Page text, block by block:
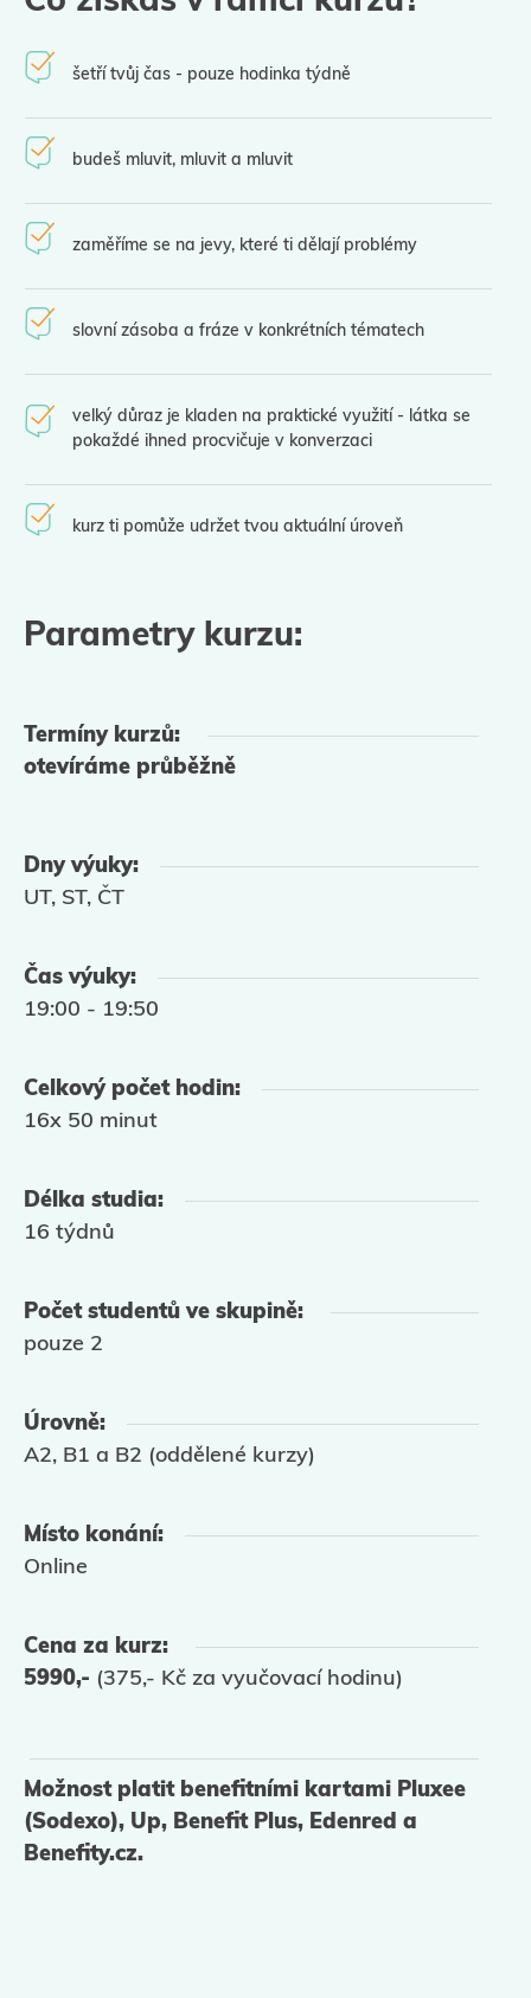
šetří tvůj čas - pouze hodinka týdně
budeš mluvit, mluvit a mluvit
zaměříme se na jevy, které ti dělají problémy
slovní zásoba a fráze v konkrétních tématech
velký důraz je kladen na praktické využití - látka se
pokaždé ihned procvičuje v konverzaci
kurz ti pomůže udržet tvou aktuální úroveň
Parametry kurzu:
Termíny kurzů:
otevíráme průběžně
Dny výuky:
UT, ST, ČT
Čas výuky:
19:00 - 19:50
Celkový počet hodin:
16x 50 minut
Délka studia:
16 týdnů
Počet studentů ve skupině:
pouze 2
Úrovně:
A2, B1 a B2 (oddělené kurzy)
Místo konání:
Online
Cena za kurz:
5990,- (375,- Kč za vyučovací hodinu)
Možnost platit benefitními kartami Pluxee
(Sodexo), Up, Benefit Plus, Edenred a
Benefity.cz.